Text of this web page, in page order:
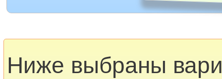
Ниже выбраны